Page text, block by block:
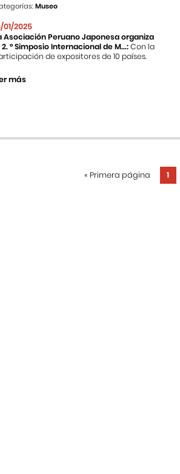
Museo
01/2025
Asociación Peruano Japonesa organiza
2. ° Simposio Internacional de M...:Con la
de expositores de 10 países.
más
« Primera página 1